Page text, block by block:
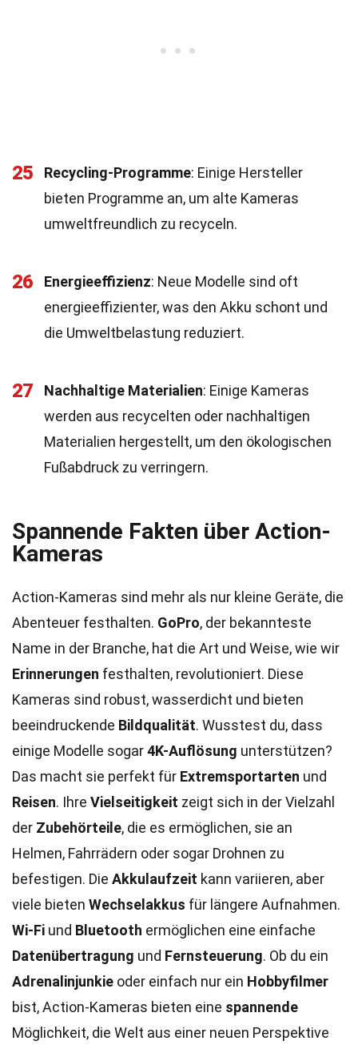
25 Recycling-Programme: Einige Hersteller
bieten Programme an, um alte Kameras
umweltfreundlich zu recyceln.
26 Energieeffizienz: Neue Modelle sind oft
energieeffizienter, was den Akku schont und
die Umweltbelastung reduziert.
27 Nachhaltige Materialien: Einige Kameras
werden aus recycelten oder nachhaltigen
Materialien hergestellt, um den ökologischen
Fußabdruck zu verringern.
Spannende Fakten über Action-
Kameras
Action-Kameras sind mehr als nur kleine Geräte, die
Abenteuer festhalten. GoPro, der bekannteste
Name in der Branche, hat die Art und Weise, wie wir
Erinnerungen festhalten, revolutioniert. Diese
Kameras sind robust, wasserdicht und bieten
beeindruckende Bildqualität. Wusstest du, dass
einige Modelle sogar4K-Auflösung unterstützen?
Das macht sie perfekt für Extremsportarten und
Reisen. Ihre Vielseitigkeit zeigt sich in der Vielzahl
der Zubehörteile, die es ermöglichen, sie an
Helmen, Fahrrädern oder sogar Drohnen zu
befestigen. Die Akkulaufzeit kann variieren, aber
viele bieten Wechselakkus für längere Aufnahmen.
Wi-Fi und Bluetooth ermöglichen eine einfache
Datenübertragung und Fernsteuerung. Ob du ein
Adrenalinjunkie oder einfach nur ein Hobbyfilmer
bist, Action-Kameras bieten eine spannende
Möglichkeit, die Welt aus einer neuen Perspektive